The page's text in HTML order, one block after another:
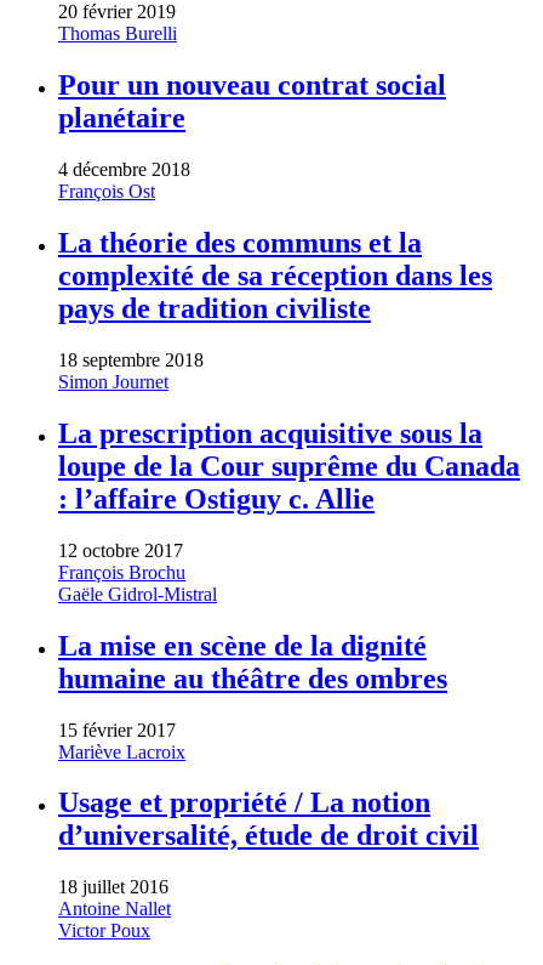
20 février 2019
Thomas Burelli
Pour un nouveau contrat social
planétaire
4 décembre 2018
François Ost
La théorie des communs et la
complexité de sa réception dans les
pays de tradition civiliste
18 septembre 2018
Simon Journet
La prescription acquisitive sous la
loupe de la Cour suprême du Canada
: l’affaire Ostiguy c. Allie
12 octobre 2017
François Brochu
Gaële Gidrol-Mistral
La mise en scène de la dignité
humaine au théâtre des ombres
15 février 2017
Mariève Lacroix
Usage et propriété / La notion
d’universalité, étude de droit civil
18 juillet 2016
Antoine Nallet
Victor Poux